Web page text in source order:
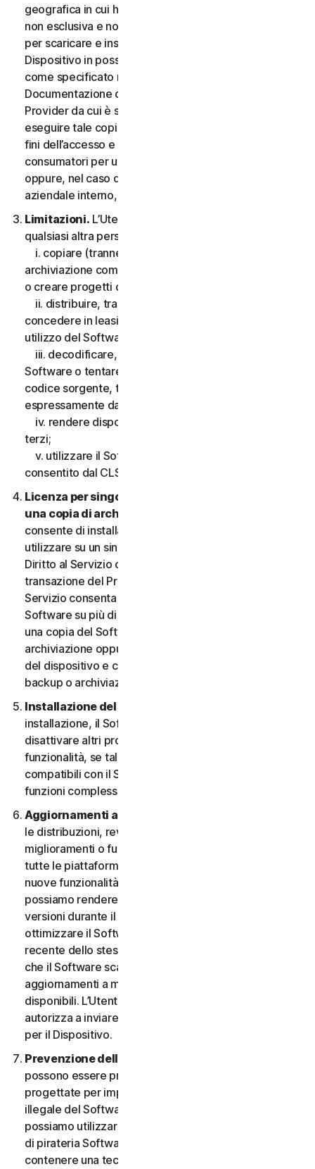
geografica in cui ha acquisito il Software, una licenza
non esclusiva e non trasferibile a tempo indeterminato
per scaricare e installare una copia del Software sul
Dispositivo in possesso o controllato dall'Utente,
come specificato nel Diritto al Servizio o nella
Documentazione della transazione applicabile dal
Provider da cui è stato ottenuto il Servizio, e per
eseguire tale copia del Software esclusivamente ai
fini dell’accesso e dell’utilizzo dei Servizi per i
consumatori per uso personale non commerciale,
oppure, nel caso dei Servizi aziendali, per uso
aziendale interno, durante il Periodo del Servizio.
Limitazioni. L’Utente non può, né può permettere a
qualsiasi altra persona, quanto segue:
i. copiare (tranne che per scopi di backup o
archiviazione come consentito di seguito), modificare
o creare progetti derivati basati sul Software;
ii. distribuire, trasferire, concedere in licenza,
concedere in leasing, prestare o noleggiare il diritto di
utilizzo del Software a terzi;
iii. decodificare, decompilare o disassemblare il
Software o tentare in qualsiasi modo di scoprire il
codice sorgente, tranne e solo nella misura consentita
espressamente dalla legge applicabile;
iv. rendere disponibili le funzionalità del Software a
terzi;
v. utilizzare il Software in qualsiasi modo non
consentito dal CLS.
Licenza per singolo dispositivo; consentita solo
una copia di archivio o di backup.
consente di installare solo una copia del Software da
utilizzare su un singolo Dispositivo, a meno che il
Diritto al Servizio o la documentazione relativa alla
transazione del Provider da cui è stato ottenuto il
Servizio consenta espressamente di utilizzare il
Software su più di un Dispositivo. È possibile eseguire
una copia del Software avente finalità di backup o
archiviazione oppure copiare il Software sull’hard disk
del dispositivo e conservare l’originale solo per fini di
backup o archiviazione.
Installazione del software.
installazione, il Software potrebbe disinstallare o
disattivare altri prodotti per la sicurezza, o le relative
funzionalità, se tali prodotti o funzionalità non sono
compatibili con il Software o allo scopo di migliorare le
funzioni complessive del Software.
Aggiornamenti automatici dei contenuti.
le distribuzioni, revisioni, aggiornamenti,
miglioramenti o funzionalità saranno disponibili su
tutte le piattaforme. L’Utente ha il diritto di ricevere
nuove funzionalità e versioni del Software non appena
possiamo rendere disponibili tali funzionalità e
versioni durante il Periodo del Servizio. Al fine di
ottimizzare il Software e di ottenere la versione più
recente dello stesso, l’Utente accetta la possibilità
che il Software scarichi e installi nuove versioni e
aggiornamenti a mano a mano che li rendiamo
disponibili. L’Utente accetta inoltre di ricevere e ci
autorizza a inviare le nuove versioni e aggiornamenti
per il Dispositivo.
Prevenzione della pirateria software.
possono essere presenti misure tecnologiche
progettate per impedire l’utilizzo senza licenza o
illegale del Software. L’Utente accetta che noi
possiamo utilizzare tali misure per proteggerci da atti
di pirateria Software (ad esempio, il Software può
contenere una tecnologia di applicazione che limita la